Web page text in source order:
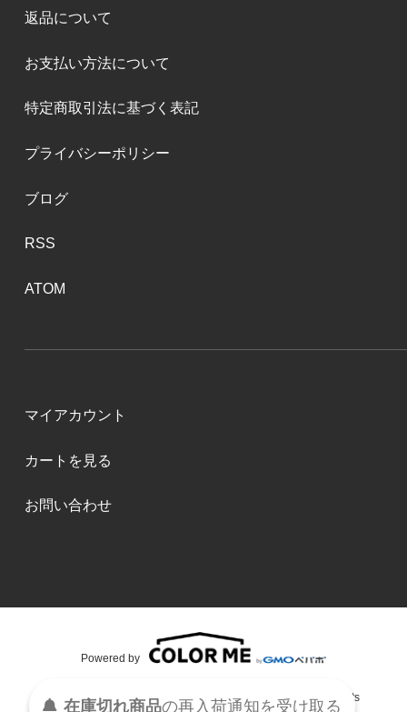
返品について
お支払い方法について
特定商取引法に基づく表記
プライバシーポリシー
ブログ
RSS
ATOM
マイアカウント
カートを見る
お問い合わせ
S・Y・M・R・K Copyright (C)2015 S・Y・M・R・K All Rights
Powered by
在庫切れ商品の再入荷通知を受け取る